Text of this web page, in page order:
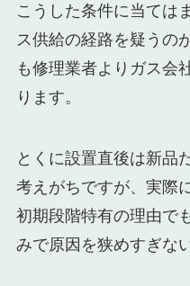
こうした条件に当ては
ス供給の経路を疑うの
も修理業者よりガス会
ります。
とくに設置直後は新品
考えがちですが、実際
初期段階特有の理由で
みで原因を狭めすぎな